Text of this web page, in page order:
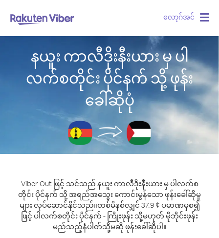
လော့ဂ်အင်
နယူး ကာလီဒိုးနီးယား မှ ပါ
လက်စတိုင်း ပိုင်နက် သို့ ဖုန်း
ခေါ်ဆိုပုံ
Viber Out ဖြင့် သင်သည် နယူး ကာလီဒိုးနီးယား မှ ပါလက်စ
တိုင်း ပိုင်နက် သို့ အရည်အသွေး ကောင်းမွန်သော ဖုန်းခေါ်ဆိုမှု
များ လုပ်ဆောင်နိုင်သည်။တစ်မိနစ်လျှင် 37.9 ¢ ပမာဏမှစ၍
ဖြင့် ပါလက်စတိုင်း ပိုင်နက် - ကြိုးဖုန်း သို့မဟုတ် မိုဘိုင်းဖုန်း
မည်သည့်နံပါတ်သို့မဆို ဖုန်းခေါ်ဆိုပါ။